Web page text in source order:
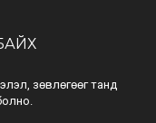
зөвлөгөөг танд